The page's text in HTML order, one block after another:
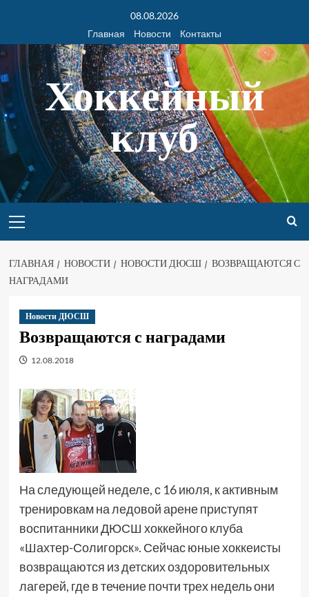
08.08.2026
Главная
Новости Контакты
Хоккейный
клуб
ГЛАВНАЯ НОВОСТИ НОВОСТИ ДЮСШ
ВОЗВРАЩАЮТСЯ С
НАГРАДАМИ
Новости ДЮСШ
Возвращаются с наградами
12.08.2018
На следующей неделе, с 16 июля, к активным
тренировкам на ледовой арене приступят
воспитанники ДЮСШ хоккейного клуба
«Шахтер-Солигорск». Сейчас юные хоккеисты
возвращаются из детских оздоровительных
лагерей, где в течение почти трех недель они